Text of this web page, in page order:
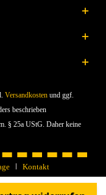
Versandkostenund ggf.
beschrieben
§ 25a UStG. Daher keine
Kontakt